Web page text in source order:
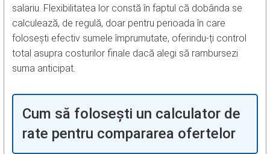
salariu. Flexibilitatea lor constă în faptul că dobânda se
calculează, de regulă, doar pentru perioada în care
folosești efectiv sumele împrumutate, oferindu-ți control
total asupra costurilor finale dacă alegi să rambursezi
suma anticipat.
Cum să folosești un calculator de
rate pentru compararea ofertelor